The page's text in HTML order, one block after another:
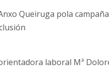
Queiruga pola
laboral Mª